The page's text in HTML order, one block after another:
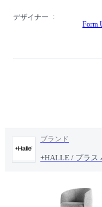
デザイナー
Form
ブランド
+HALLE / プラス